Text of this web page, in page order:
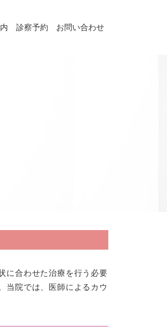
診察予約 お問い合わせ
に合わせた治療を行う必要
当院では、医師によるカウ